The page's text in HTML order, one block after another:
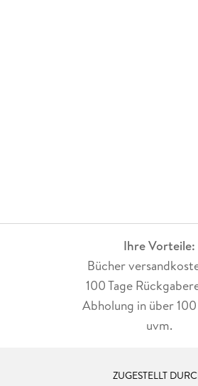
Ihre Vorteile:
Bücher
100 Tage
Abholung in über
uvm.
ZUGESTELLT